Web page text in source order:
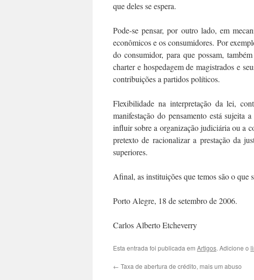
que deles se espera.
Pode-se pensar, por outro lado, em
econômicos e os consumidores. Por
do consumidor, para que possam,
charter e hospedagem de magistrados e
contribuições a partidos políticos.
Flexibilidade na interpretação da lei,
manifestação do pensamento está sujeita
influir sobre a organização judiciária ou a
pretexto de racionalizar a prestação da
superiores.
Afinal, as instituições que temos são o que
Porto Alegre, 18 de setembro de 2006.
Carlos Alberto Etcheverry
Esta entrada foi publicada em Artigos. Adicione o
← Taxa de abertura de crédito, mais um abuso